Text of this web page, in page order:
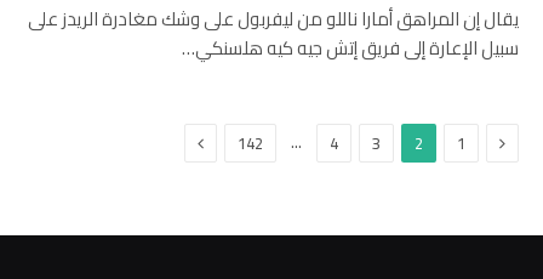
يقال إن المراهق أمارا ناللو من ليفربول على وشك مغادرة الريدز على
سبيل الإعارة إلى فريق إتش جيه كيه هلسنكي…
السابق
1
2
3
4
…
142 التالي